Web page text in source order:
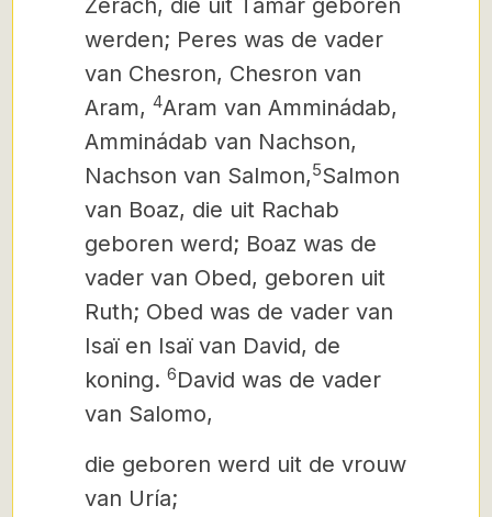
Zerach, die uit Tamar geboren
werden; Peres was de vader
van Chesron, Chesron van
Aram, 4Aram van Amminádab,
Amminádab van Nachson,
Nachson van Salmon,5Salmon
van Boaz, die uit Rachab
geboren werd; Boaz was de
vader van Obed, geboren uit
Ruth; Obed was de vader van
Isaï en Isaï van David, de
koning. 6David was de vader
van Salomo,
die geboren werd uit de vrouw
van Uría;